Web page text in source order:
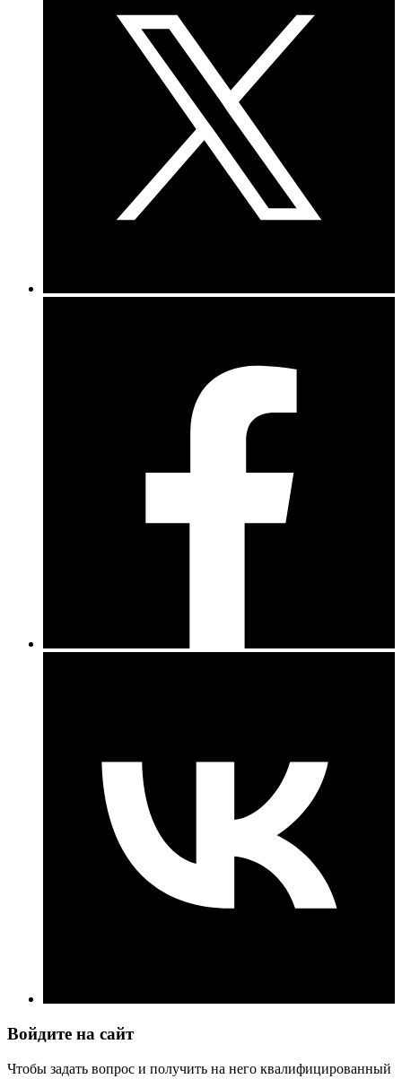
Войдите на сайт
Чтобы задать вопрос и получить на него квалифицированный